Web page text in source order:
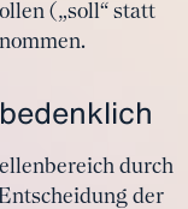
(„soll“ statt
durch
der